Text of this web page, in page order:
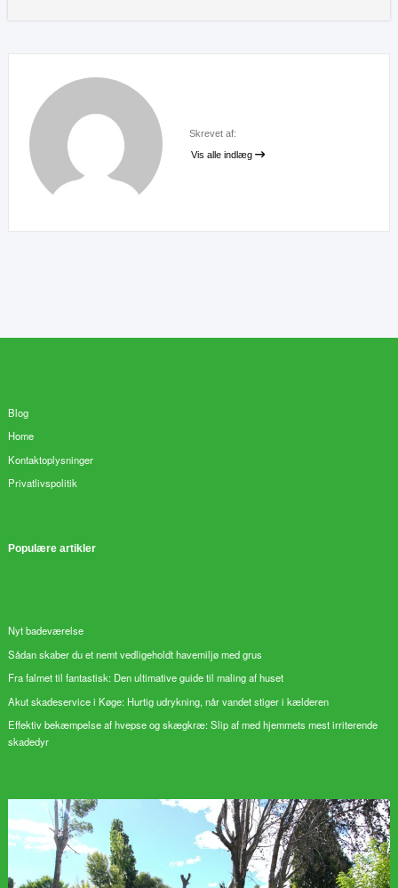
Skrevet af:
Vis alle indlæg
Blog
Home
Kontaktoplysninger
Privatlivspolitik
Populære artikler
Nyt badeværelse
Sådan skaber du et nemt vedligeholdt havemiljø med grus
Fra falmet til fantastisk: Den ultimative guide til maling af huset
Akut skadeservice i Køge: Hurtig udrykning, når vandet stiger i kælderen
Effektiv bekæmpelse af hvepse og skægkræ: Slip af med hjemmets mest irriterende
skadedyr